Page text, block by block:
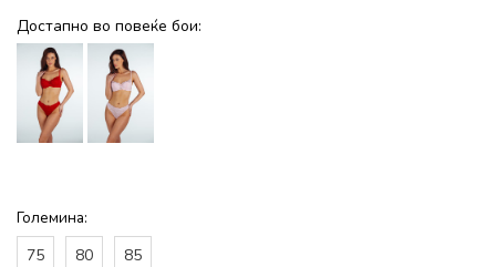
Достапно во повеќе бои:
Големина:
75
80 85